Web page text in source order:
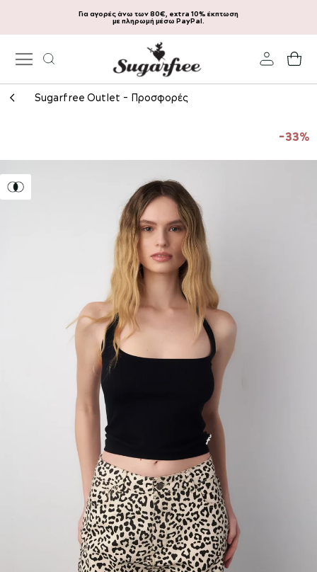
Μετάβαση
περιεχόμενο
Για αγορές άνω των 80€, extra 10% έκπτωση
με πληρωμή μέσω PayPal.
Sugarfree Outlet - Προσφορές
της
συλλογής
εικόνων
-33%